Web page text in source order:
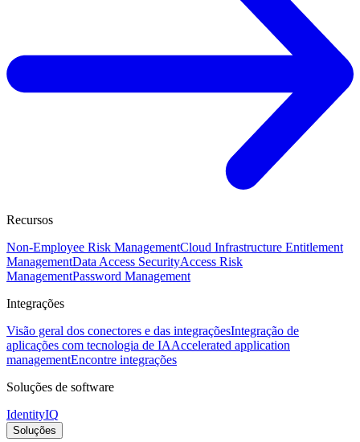
Recursos
Non-Employee Risk ManagementCloud Infrastructure Entitlement
ManagementData Access SecurityAccess Risk
ManagementPassword Management
Integrações
Visão geral dos conectores e das integraçõesIntegração de
aplicações com tecnologia de IAAccelerated application
managementEncontre integrações
Soluções de software
IdentityIQ
Soluções